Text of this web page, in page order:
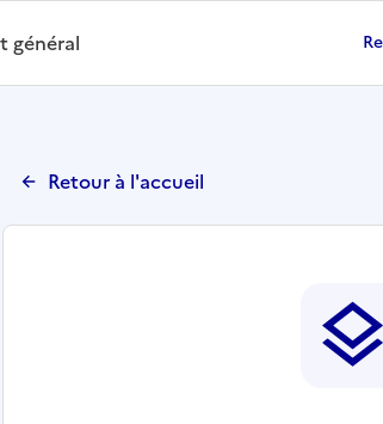
- Retour à la page d'accueil
général
Retour à l'accueil